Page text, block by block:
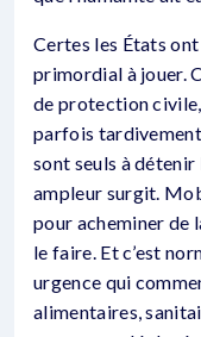
Certes les États
primordial à jouer.
de protection
parfois tardivement
sont seuls à détenir
ampleur surgit.
pour acheminer de
le faire. Et c’est
urgence qui
alimentaires,